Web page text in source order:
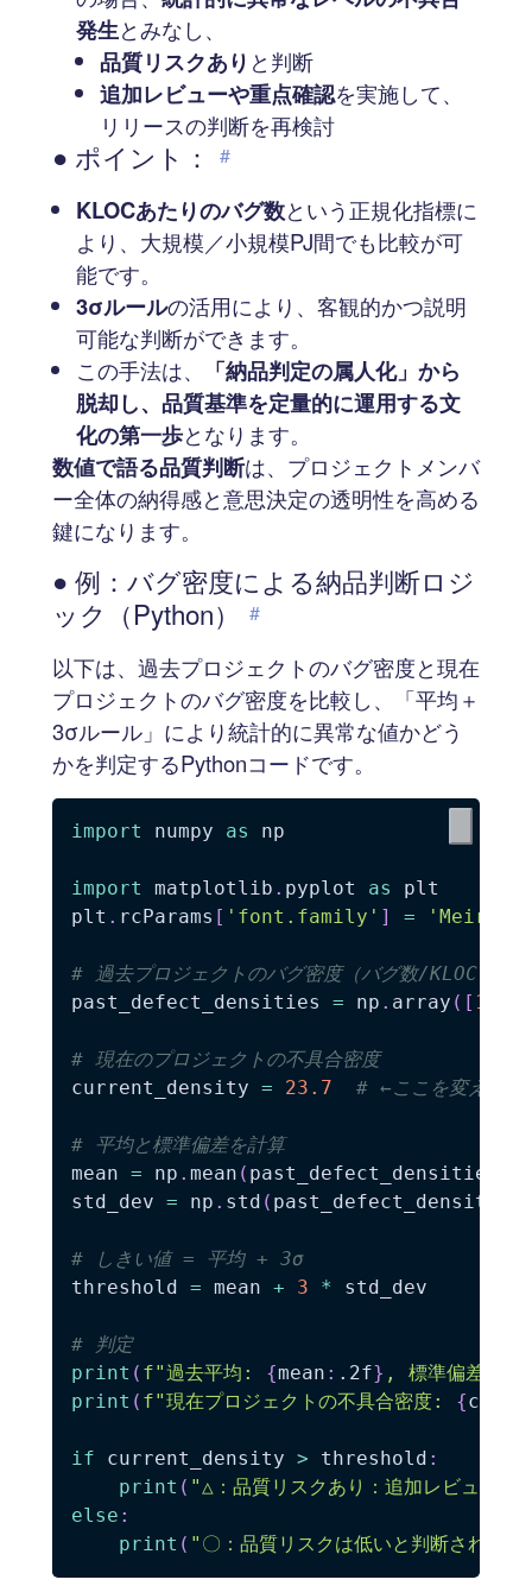
発生とみなし、
品質リスクあり と判断
追加レビューや重点確認を実施して、
リリースの判断を再検討
● ポイント： #
KLOCあたりのバグ数という正規化指標に
より、大規模／小規模PJ間でも比較が可
能です。
3σルールの活用により、客観的かつ説明
可能な判断ができます。
この手法は、
「納品判定の属人化」から
脱却し、品質基準を定量的に運用する文
化の第一歩となります。
数値で語る品質判断は、プロジェクトメンバ
ー全体の納得感と意思決定の透明性を高める
鍵になります。
● 例：バグ密度による納品判断ロジ
ック（Python）
#
以下は、過去プロジェクトのバグ密度と現在
プロジェクトのバグ密度を比較し、「平均＋
3σルール」により統計的に異常な値かどう
かを判定するPythonコードです。
import numpy as np
import matplotlib . pyplot as
plt
plt . rcParams [ 'font.family' ] = 'Meiryo'
# 過去プロジェクトのバグ密度（バグ数/KLOC）サ
past_defect_densities = np . array ( [ 12.5
# 現在のプロジェクトの不具合密度
current_density = 23.7 # ←ここを変えれば
# 平均と標準偏差を計算
mean = np . mean ( past_defect_densities
std_dev = np . std ( past_defect_densities
# しきい値 = 平均 + 3σ
threshold = mean + 3 * std_dev
# 判定
print ( f"過去平均: {mean : .2f} , 標準偏差:
print ( f"現在プロジェクトの不具合密度: {
if current_density > threshold :
print ( "△：品質リスクあり：追加レビューを
else :
print ( "〇：品質リスクは低いと判断されま